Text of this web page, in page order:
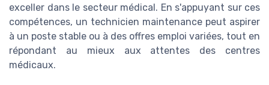
exceller dans le secteur médical. En s'appuyant sur ces
compétences, un technicien maintenance peut aspirer
à un poste stable ou à des offres emploi variées, tout en
répondant au mieux aux attentes des centres
médicaux.